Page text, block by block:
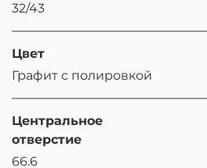
32/43
Цвет
Графит с полировкой
Центральное
отверстие
66.6